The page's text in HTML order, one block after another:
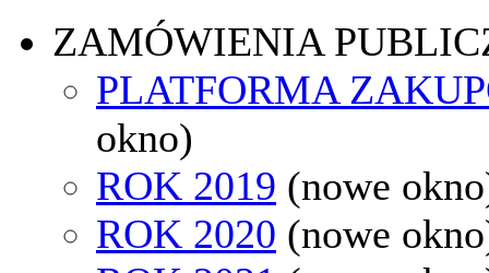
ZAMÓWIENIA
PLATFORMA
okno)
ROK 2019 (nowe
ROK 2020 (nowe